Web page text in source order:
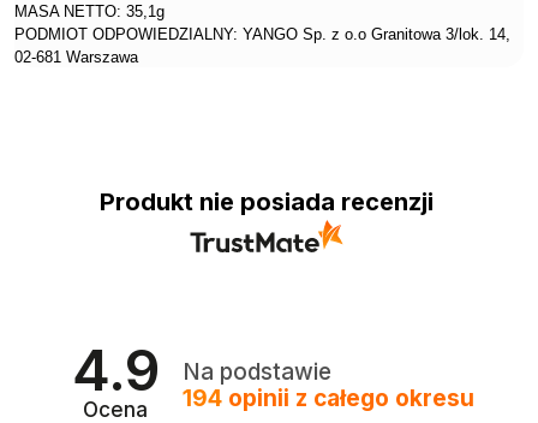
MASA NETTO: 35,1g
PODMIOT ODPOWIEDZIALNY: YANGO Sp. z o.o Granitowa 3/lok. 14,
02-681 Warszawa
Produkt nie posiada recenzji
4.9
Ocena
Na podstawie
194opinii z całego okresu